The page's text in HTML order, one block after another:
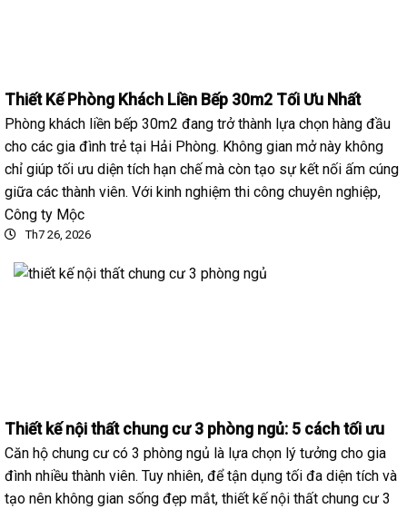
Thiết Kế Phòng Khách Liền Bếp 30m2 Tối Ưu Nhất
Phòng khách liền bếp 30m2 đang trở thành lựa chọn hàng đầu
cho các gia đình trẻ tại Hải Phòng. Không gian mở này không
chỉ giúp tối ưu diện tích hạn chế mà còn tạo sự kết nối ấm cúng
giữa các thành viên. Với kinh nghiệm thi công chuyên nghiệp,
Công ty Mộc
Th7 26, 2026
Thiết kế nội thất chung cư 3 phòng ngủ: 5 cách tối ưu
Căn hộ chung cư có 3 phòng ngủ là lựa chọn lý tưởng cho gia
đình nhiều thành viên. Tuy nhiên, để tận dụng tối đa diện tích và
tạo nên không gian sống đẹp mắt, thiết kế nội thất chung cư 3